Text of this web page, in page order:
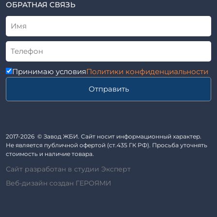
Трубы асбоцементные
Приставки железобетонные (пасынки) Серия 3.407-57 и
ГОСТ 14295-75
Лестничные марши
Автопавильоны
Анкера железобетонные
Балки железобетонные
Блоки железобетонные
Кабины санитарно-технические
Козырьки входов для общественных зданий
Колонны железобетонные
ТУ
Альбом
ОБРАТНАЯ СВЯЗЬ
Принимаю условияПолитики конфиденциальности
Отправить
2017-2026 © Завод ЖБИ. Сайт носит информационный характер.
Не является публичной офертой (ст.435 ГК РФ). Просьба уточнять
стоимость и наличие товара.
Сайт разработан в студии Эксперт
Веб-дизайн создан ГЕРОЯМИ